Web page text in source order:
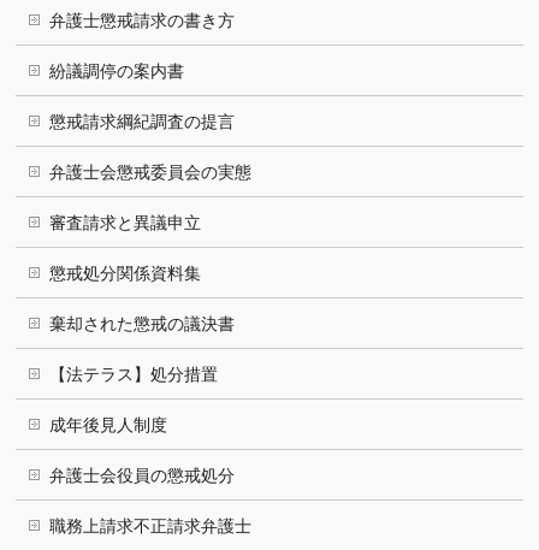
弁護士懲戒請求の書き方
紛議調停の案内書
懲戒請求綱紀調査の提言
弁護士会懲戒委員会の実態
審査請求と異議申立
懲戒処分関係資料集
棄却された懲戒の議決書
【法テラス】処分措置
成年後見人制度
弁護士会役員の懲戒処分
職務上請求不正請求弁護士